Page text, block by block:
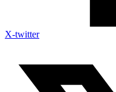
X-twitter